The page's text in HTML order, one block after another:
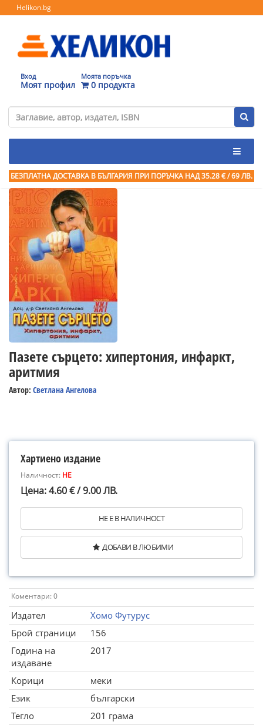
Helikon.bg
Вход
Моят профил
Моята поръчка
0 продукта
БЕЗПЛАТНА ДОСТАВКА В БЪЛГАРИЯ ПРИ ПОРЪЧКА НАД 35.28 € / 69 ЛВ.
Пазете сърцето: хипертония, инфаркт,
аритмия
Автор: Светлана Ангелова
Хартиено издание
Наличност: НЕ
Цена: 4.60 € / 9.00 ЛВ.
НЕ Е В НАЛИЧНОСТ
ДОБАВИ В ЛЮБИМИ
Коментари: 0
Издател
Хомо Футурус
Брой страници
156
Година на
издаване
2017
Корици
меки
Език
български
Тегло
201 грама